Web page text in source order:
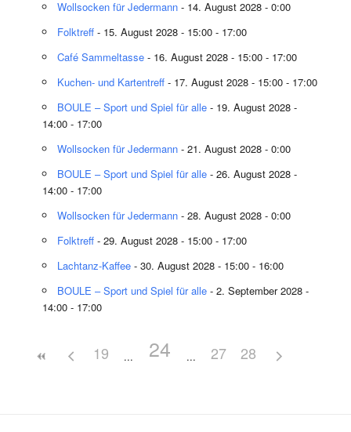
Wollsocken für Jedermann- 14. August 2028 - 0:00
Folktreff- 15. August 2028 - 15:00 - 17:00
Café Sammeltasse- 16. August 2028 - 15:00 - 17:00
Kuchen- und Kartentreff- 17. August 2028 - 15:00 - 17:00
BOULE – Sport und Spiel für alle- 19. August 2028 -
14:00 - 17:00
Wollsocken für Jedermann- 21. August 2028 - 0:00
BOULE – Sport und Spiel für alle- 26. August 2028 -
14:00 - 17:00
Wollsocken für Jedermann- 28. August 2028 - 0:00
Folktreff- 29. August 2028 - 15:00 - 17:00
Lachtanz-Kaffee- 30. August 2028 - 15:00 - 16:00
BOULE – Sport und Spiel für alle- 2. September 2028 -
14:00 - 17:00
19 24 27 28